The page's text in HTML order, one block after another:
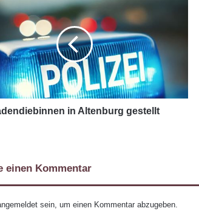
in Altenburg gestellt
einen Kommentar
sein, um einen Kommentar abzugeben.